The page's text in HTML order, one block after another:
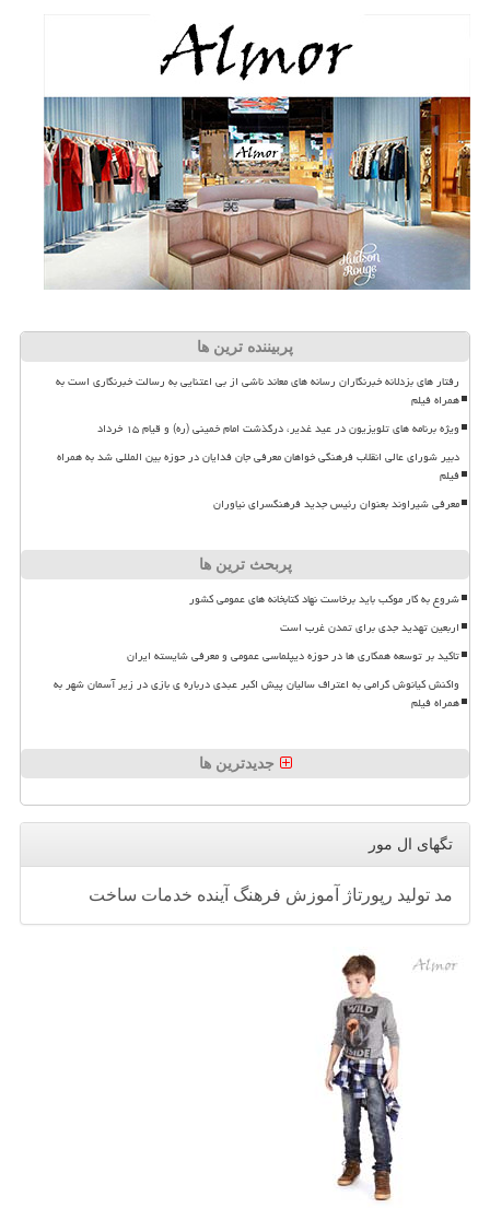
پربیننده ترین ها
رفتار های بزدلانه خبرنگاران رسانه های معاند ناشی از بی اعتنایی به رسالت خبرنگاری است به
همراه فیلم
ویژه برنامه های تلویزیون در عید غدیر، درگذشت امام خمینی (ره) و قیام ۱۵ خرداد
دبیر شورای عالی انقلاب فرهنگی خواهان معرفی جان فدایان در حوزه بین المللی شد به همراه
فیلم
معرفی شیراوند بعنوان رئیس جدید فرهنگسرای نیاوران
پربحث ترین ها
شروع به کار موکب باید برخاست نهاد کتابخانه های عمومی کشور
اربعین تهدید جدی برای تمدن غرب است
تاکید بر توسعه همکاری ها در حوزه دیپلماسی عمومی و معرفی شایسته ایران
واکنش کیانوش گرامی به اعتراف سالیان پیش اکبر عبدی درباره ی بازی در زیر آسمان شهر به
همراه فیلم
جدیدترین ها
تگهای ال مور
مد تولید رپورتاژ آموزش فرهنگ آینده خدمات ساخت